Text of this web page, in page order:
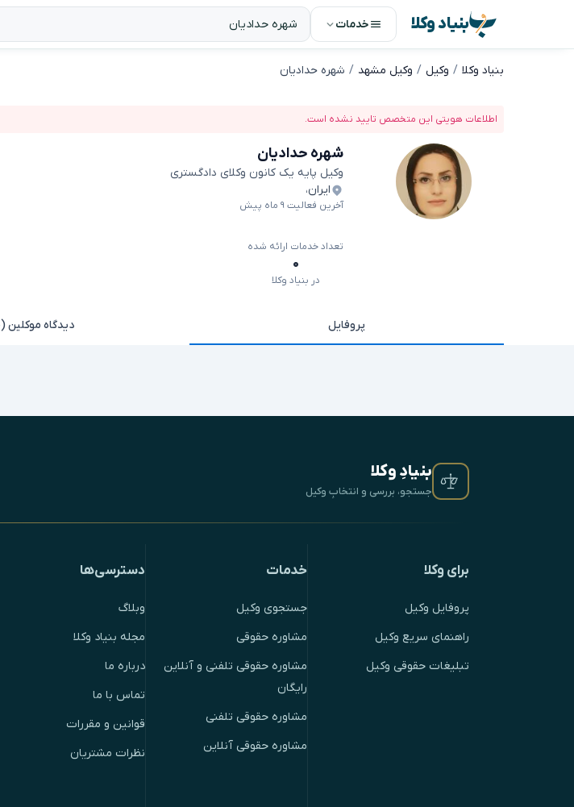
بنیاد وکلا خدمات
بنیاد وکلا وکیل وکیل مشهد شهره حدادیان
اطلاعات هویتی این متخصص تایید نشده است.
شهره حدادیان
وکیل پایه یک کانون وکلای دادگستری
ایران،
آخرین فعالیت ۹ ماه پیش
تعداد خدمات ارائه شده
۰
در بنیاد وکلا
پروفایل دیدگاه موکلین (۰)
بنیادِ وکلا
جستجو، بررسی و انتخابِ وکیل
برای وکلا
پروفایل وکیل
راهنمای سریع وکیل
تبلیغات حقوقی وکیل
خدمات
جستجوی وکیل
مشاوره حقوقی
مشاوره حقوقی تلفنی و آنلاین
رایگان
مشاوره حقوقی تلفنی
مشاوره حقوقی آنلاین
دسترسی‌ها
وبلاگ
مجله بنیاد وکلا
درباره ما
تماس با ما
قوانین و مقررات
نظرات مشتریان